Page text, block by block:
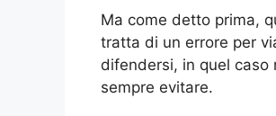
Ma come detto prima,
tratta di un errore per
difendersi, in quel caso
sempre evitare.